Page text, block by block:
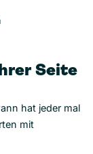
Seite
hat jeder mal
mit